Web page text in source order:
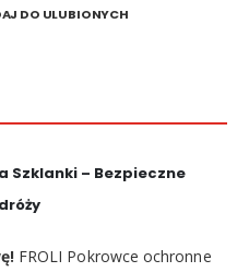
DO ULUBIONYCH
Szklanki – Bezpieczne
FROLI Pokrowce ochronne